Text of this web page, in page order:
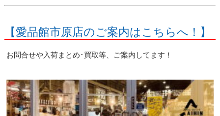
【愛品館市原店のご案内はこちらへ！】
お問合せや入荷まとめ･買取等、ご案内してます！